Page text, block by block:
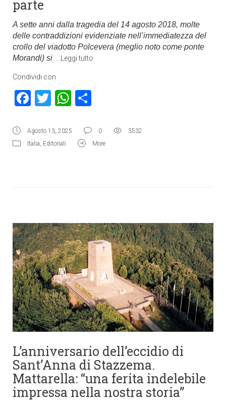
parte
A sette anni dalla tragedia del 14 agosto 2018, molte
delle contraddizioni evidenziate nell’immediatezza del
crollo del viadotto Polcevera (meglio noto come ponte
Morandi) si
Leggi tutto
Condividi con
Facebook
TwitterWhatsApp
Agosto 13, 2025 0
3532
Italia, Editoriali More
L’anniversario dell’eccidio di
Sant’Anna di Stazzema.
Mattarella: “una ferita indelebile
impressa nella nostra storia”